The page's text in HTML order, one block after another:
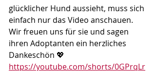
glücklicher Hund aussieht, muss sich
einfach nur das Video anschauen.
Wir freuen uns für sie und sagen
ihren Adoptanten ein herzliches
Dankeschön 💖
https://youtube.com/shorts/0GPrqLr